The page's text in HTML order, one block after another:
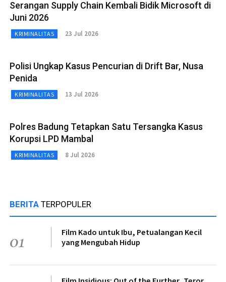
Serangan Supply Chain Kembali Bidik Microsoft di
Juni 2026
KRIMINALITAS 23 Jul 2026
Polisi Ungkap Kasus Pencurian di Drift Bar, Nusa
Penida
KRIMINALITAS 13 Jul 2026
Polres Badung Tetapkan Satu Tersangka Kasus
Korupsi LPD Mambal
KRIMINALITAS 8 Jul 2026
BERITA TERPOPULER
01
Film Kado untuk Ibu, Petualangan Kecil
yang Mengubah Hidup